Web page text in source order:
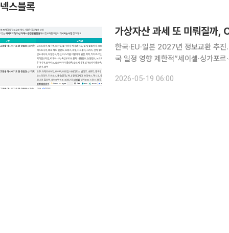
넥스블록
가상자산 과세 또 미뤄질까,
한국·EU·일본 2027년 정보교환 추
국 일정 영향 제한적”세이셸·싱가포르·홍콩
러싼 국제 일정 차이가 새로운 변수로
2026-05-19 06:00